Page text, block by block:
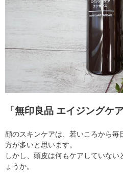
「無印良品 エイジングケ
顔のスキンケアは、若いころから毎
方が多いと思います。
しかし、頭皮は何もケアしていな
ょうか。